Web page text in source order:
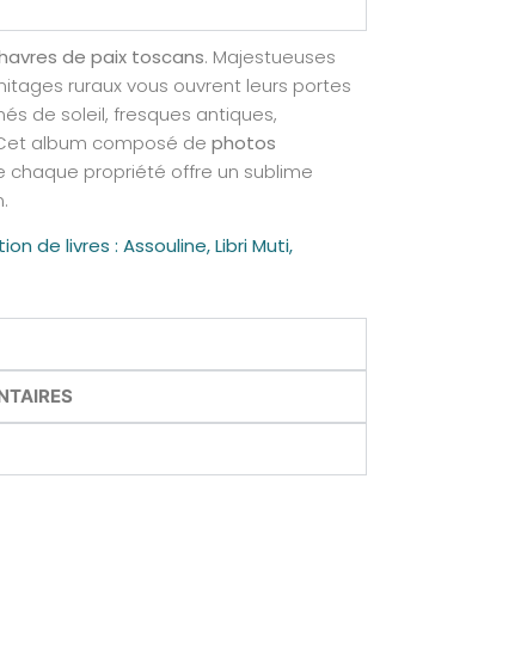
de paix toscans. Majestueuses
ruraux vous ouvrent leurs portes
de soleil, fresques antiques,
album composé de photos
chaque propriété offre un sublime
de livres : Assouline, Libri Muti,